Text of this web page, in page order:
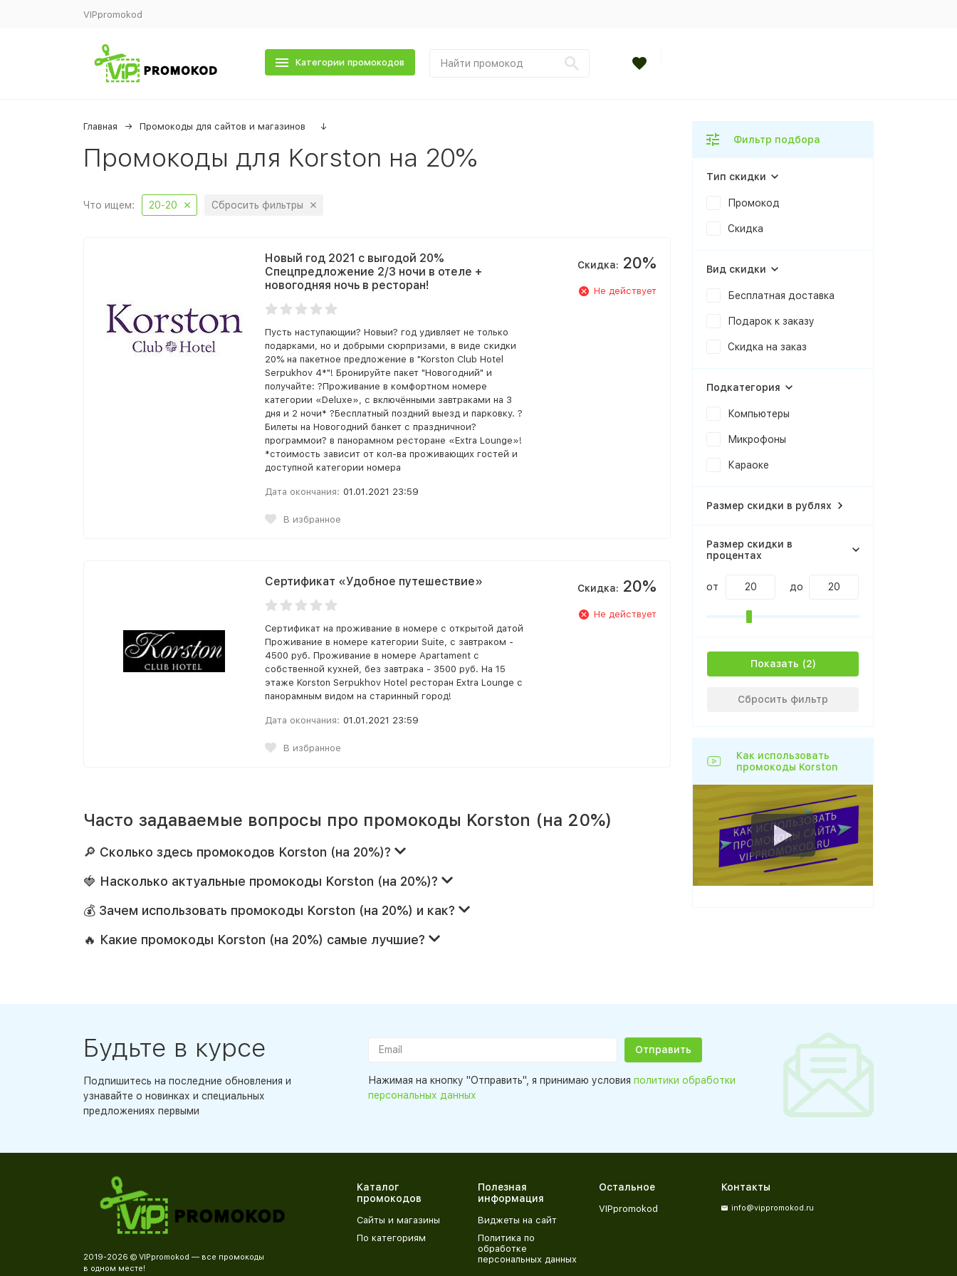
VIPpromokod
Категории промокодов
Главная Промокоды для сайтов и магазинов ↓
Промокоды для Korston на 20%
Что ищем: 20-20 Сбросить фильтры
Новый год 2021 с выгодой 20%
Спецпредложение 2/3 ночи в отеле +
новогодняя ночь в ресторан!
Пусть наступающии? Новыи? год удивляет не только
подарками, но и добрыми сюрпризами, в виде скидки
20% на пакетное предложение в "Korston Club Hotel
Serpukhov 4*"! Бронируйте пакет "Новогодний" и
получайте: ?Проживание в комфортном номере
категории «Deluxe», с включёнными завтраками на 3
дня и 2 ночи* ?Бесплатный поздний выезд и парковку. ?
Билеты на Новогодний банкет с праздничнои?
программои? в панорамном ресторане «Extra Lounge»!
*стоимость зависит от кол-ва проживающих гостей и
доступной категории номера
Дата окончания: 01.01.2021 23:59
В избранное
Скидка: 20%
Не действует
Сертификат «Удобное путешествие»
Сертификат на проживание в номере с открытой датой
Проживание в номере категории Suite, с завтраком -
4500 руб. Проживание в номере Apartament с
собственной кухней, без завтрака - 3500 руб. На 15
этаже Korston Serpukhov Hotel ресторан Extra Lounge с
панорамным видом на старинный город!
Дата окончания: 01.01.2021 23:59
В избранное
Скидка: 20%
Не действует
Часто задаваемые вопросы про промокоды Korston (на 20%)
🔎 Сколько здесь промокодов Korston (на 20%)?
🍓 Насколько актуальные промокоды Korston (на 20%)?
💰 Зачем использовать промокоды Korston (на 20%) и как?
🔥 Какие промокоды Korston (на 20%) самые лучшие?
Фильтр подбора
Тип скидки
Промокод
Скидка
Вид скидки
Бесплатная доставка
Подарок к заказу
Скидка на заказ
Подкатегория
Компьютеры
Микрофоны
Караоке
Размер скидки в рублях
Размер скидки в
процентах
от до
Показать
Сбросить фильтр
Как использовать
промокоды Korston
Будьте в курсе
Подпишитесь на последние обновления и
узнавайте о новинках и специальных
предложениях первыми
Нажимая на кнопку "Отправить", я принимаю условия политики обработки
персональных данных
2019-2026 © VIPpromokod — все промокоды
в одном месте!
Каталог
промокодов
Сайты и магазины
По категориям
Полезная
информация
Виджеты на сайт
Политика по
обработке
персональных данных
Остальное
VIPpromokod
Контакты
info@vippromokod.ru